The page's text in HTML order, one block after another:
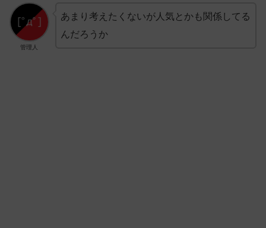
管理人
あまり考えたくないが人気とかも関係してる
んだろうか